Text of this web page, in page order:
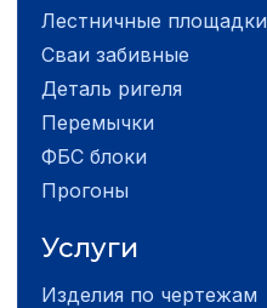
Лестничные площадки
Сваи забивные
Деталь ригеля
Перемычки
ФБС блоки
Прогоны
Услуги
Изделия по чертежам